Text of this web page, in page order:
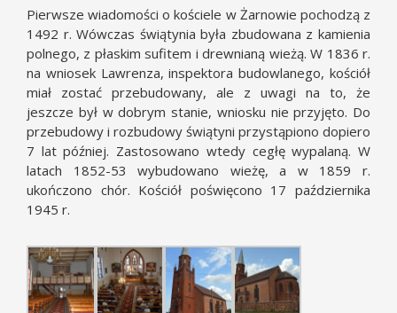
Pierwsze wiadomości o kościele w Żarnowie pochodzą z
1492 r. Wówczas świątynia była zbudowana z kamienia
polnego, z płaskim sufitem i drewnianą wieżą. W 1836 r.
na wniosek Lawrenza, inspektora budowlanego, kościół
miał zostać przebudowany, ale z uwagi na to, że
jeszcze był w dobrym stanie, wniosku nie przyjęto. Do
przebudowy i rozbudowy świątyni przystąpiono dopiero
7 lat później. Zastosowano wtedy cegłę wypalaną. W
latach 1852-53 wybudowano wieżę, a w 1859 r.
ukończono chór. Kościół poświęcono 17 października
1945 r.